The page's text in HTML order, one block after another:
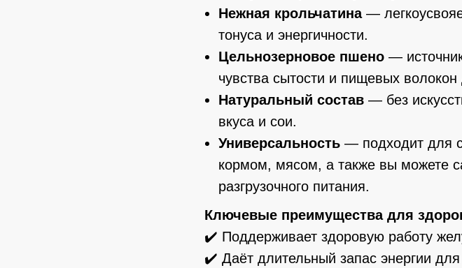
Нежная крольчатина—
тонуса и энергичности.
Цельнозерновое пшено —
чувства сытости и пищевых
Натуральный состав — без
вкуса и сои.
Универсальность — подходит для
кормом, мясом, а также вы можете
разгрузочного питания.
Ключевые преимущества для
✔️ Поддерживает здоровую работу
✔️ Даёт длительный запас энергии для